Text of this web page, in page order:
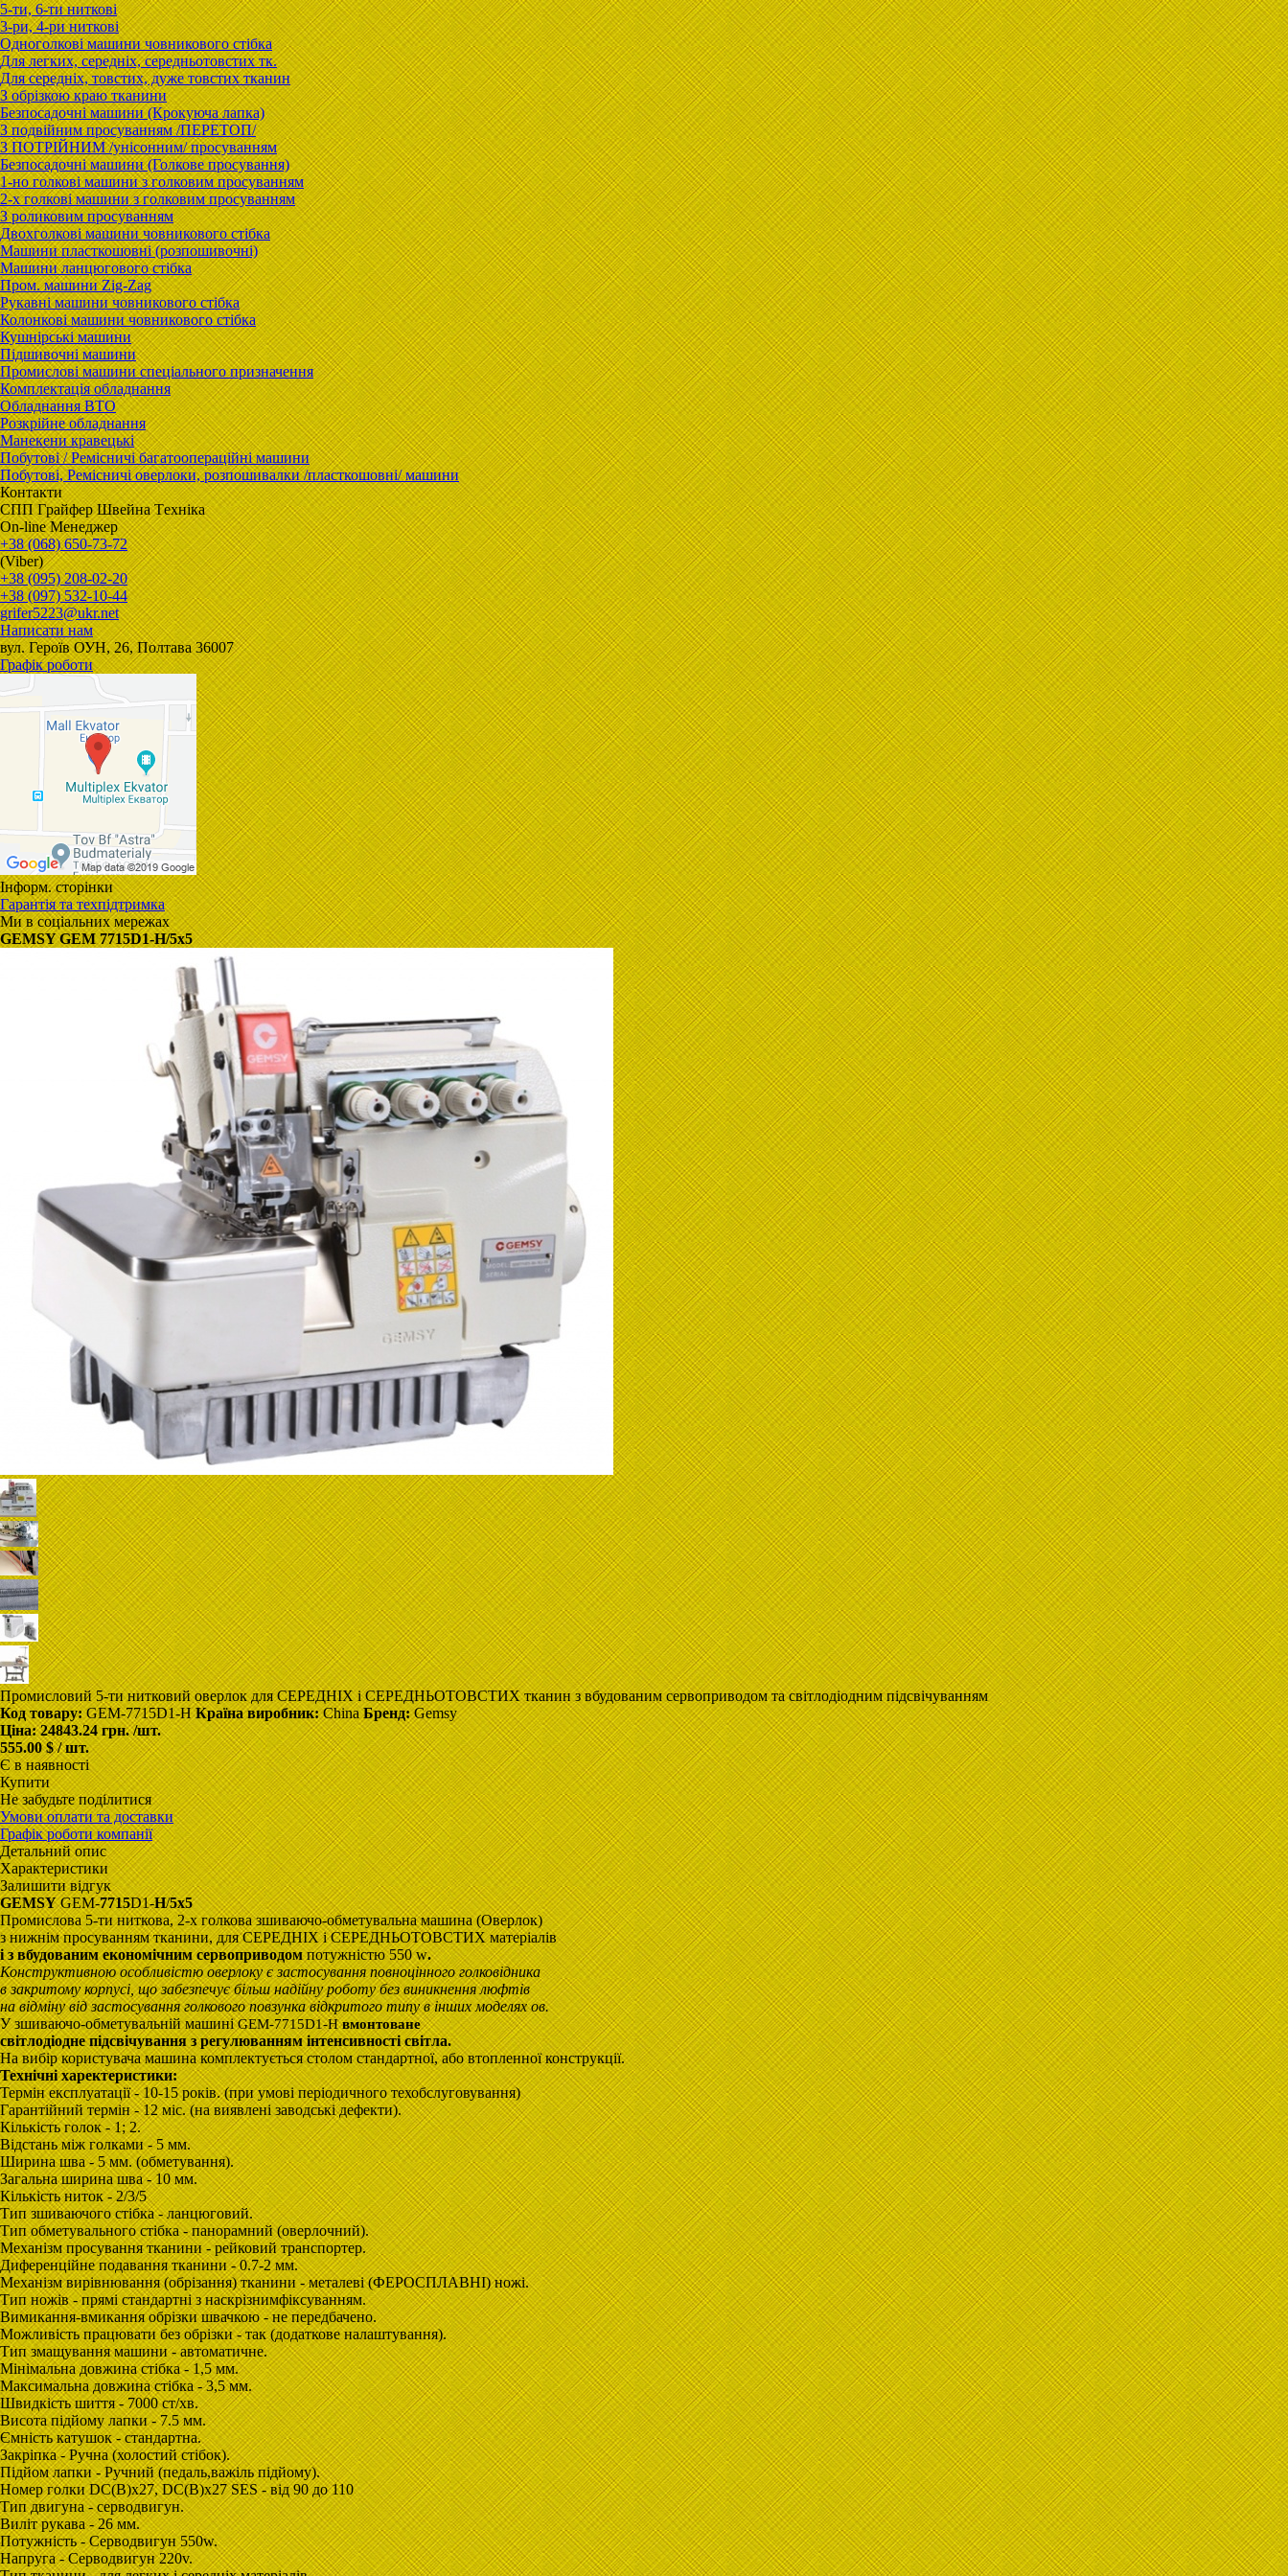
5-ти, 6-ти ниткові
3-ри, 4-ри ниткові
Одноголкові машини човникового стібка
Для легких, середніх, середньотовстих тк.
Для середніх, товстих, дуже товстих тканин
З обрізкою краю тканини
Безпосадочні машини (Крокуюча лапка)
З подвійним просуванням /ПЕРЕТОП/
З ПОТРІЙНИМ /унісонним/ просуванням
Безпосадочні машини (Голкове просування)
1-но голкові машини з голковим просуванням
2-х голкові машини з голковим просуванням
З роликовим просуванням
Двохголкові машини човникового стібка
Машини пласткошовні (розпошивочні)
Машини ланцюгового стібка
Пром. машини Zig-Zag
Рукавні машини човникового стібка
Колонкові машини човникового стібка
Кушнірські машини
Підшивочні машини
Промислові машини спеціального призначення
Комплектація обладнання
Обладнання ВТО
Розкрійне обладнання
Манекени кравецькі
Побутові / Ремісничі багатоопераційні машини
Побутові, Ремісничі oверлоки, розпошивалки /пласткошовні/ машини
Контакти
CПП Гpaйфep Швeйна Тexнiка
On-line Менеджер
+38 (068) 650-73-72
(Viber)
+38 (095) 208-02-20
+38 (097) 532-10-44
grifer5223@ukr.net
Написати нам
вул. Героїв ОУН, 26, Полтава 36007
Графік роботи
Інформ. сторінки
Гарантія та техпідтримка
Ми в соціальних мережах
GEMSY GEM 7715D1-H/5x5
Промисловий 5-ти нитковий оверлок для СЕРЕДНІХ і СЕРЕДНЬОТОВСТИХ тканин з вбудованим сервоприводом та світлодіодним підсвічуванням
Код товару:GEM-7715D1-H Країна виробник:ChinaБренд:Gemsy
Ціна:24843.24 грн./шт.
555.00 $ / шт.
Є в наявності
Купити
Не забудьте поділитися
Умови оплати та доставки
Графік роботи компанії
Детальний опис
Характеристики
Залишити відгук
GEMSYGEM-7715D1-H/5x5
Промислова 5-ти ниткова, 2-х голкова зшиваючо-обметувальна машина (Оверлок)
з нижнім просуванням тканини, для СЕРЕДНІХ і СЕРЕДНЬОТОВСТИХ матеріалів
і з вбудованим економічним сервоприводомпотужністю 550 w.
Конструктивною особливістю оверлоку є застосування повноцінного голковідника
в закритому корпусі, що забезпечує більш надійну роботу без виникнення люфтів
на відміну від застосування голкового повзунка відкритого типу в інших моделях ов.
У зшиваючо-обметувальній машиніGEM-7715D1-Hвмонтоване
світлодіодне підсвічуванняз регулюваннямінтенсивностісвітла.
На вибір користувача машина комплектується столом стандартної, або втопленної конструкції.
Технічні харектеристики:
Термін експлуатації - 10-15 років. (при умові періодичного техобслуговування)
Гарантійний термін - 12 міс. (на виявлені заводські дефекти).
Кількість голок - 1; 2.
Відстань між голками - 5 мм.
Ширина шва - 5 мм. (обметування).
Загальна ширина шва - 10 мм.
Кількість ниток - 2/3/5
Тип зшиваючого стібка - ланцюговий.
Тип обметувального стібка - панорамний (оверлочний).
Механізм просування тканини - рейковий транспортер.
Диференційне подавання тканини - 0.7-2 мм.
Механізм вирівнювання (обрізання) тканини - металеві (ФЕРОСПЛАВНІ) ножі.
Тип ножів - прямі стандартні з наскрізнимфіксуванням.
Вимикання-вмикання обрізки швачкою - не передбачено.
Можливість працювати без обрізки - так (додаткове налаштування).
Тип змащування машини - автоматичне.
Мінімальна довжина стібка - 1,5 мм.
Максимальна довжина стібка - 3,5 мм.
Швидкість шиття - 7000 ст/хв.
Висота підйому лапки - 7.5 мм.
Ємність катушок - стандартна.
Закріпкa - Ручна (холостий стібок).
Підйом лапки - Ручний (педаль,важіль підйому).
Номер голки DC(B)x27, DC(B)x27 SES - від 90 до 110
Тип двигуна - cерводвигун.
Виліт рукава - 26 мм.
Потужність - Серводвигун 550w.
Напруга - Серводвигун 220v.